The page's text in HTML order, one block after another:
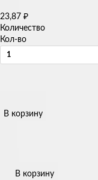
23,87 ₽
Количество
Кол-во
В корзину
В корзину